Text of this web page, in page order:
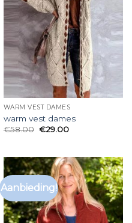
WARM VEST DAMES
warm vest dames
€58.00 €29.00
Aanbieding!